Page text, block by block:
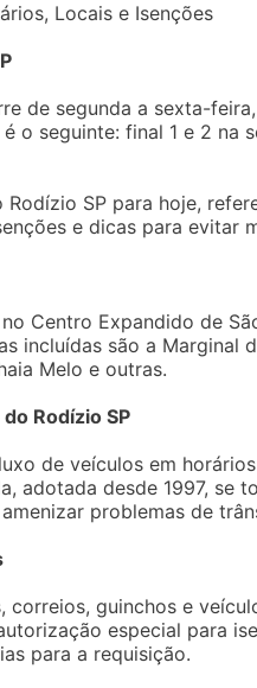
Locais e Isenções
de segunda a sexta-
o seguinte: final 1 e 2 na
SP para hoje,
e dicas para evitar
Centro Expandido de
incluídas são a Marginal
Melo e outras.
Rodízio SP
de veículos em
adotada desde 1997, se
problemas de
correios, guinchos e
especial para
para a requisição.